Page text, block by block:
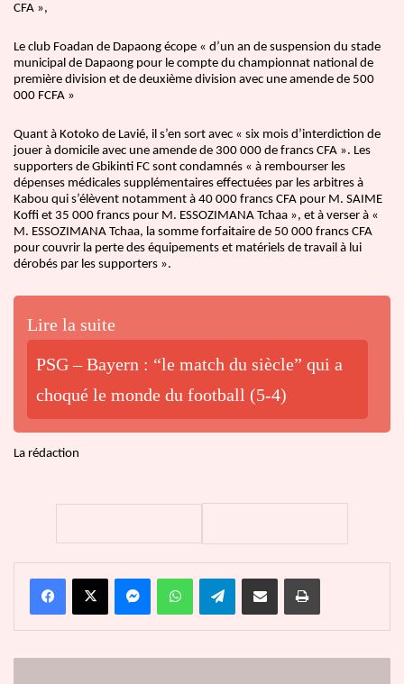
CFA »,
Le club Foadan de Dapaong écope « d’un an de suspension du stade
municipal de Dapaong pour le compte du championnat national de
première division et de deuxième division avec une amende de 500
000 FCFA »
Quant à Kotoko de Lavié, il s’en sort avec « six mois d’interdiction de
jouer à domicile avec une amende de 300 000 de francs CFA ». Les
supporters de Gbikinti FC sont condamnés « à rembourser les
dépenses médicales supplémentaires effectuées par les arbitres à
Kabou qui s’élèvent notamment à 40 000 francs CFA pour M. SAIME
Koffi et 35 000 francs pour M. ESSOZIMANA Tchaa », et à verser à «
M. ESSOZIMANA Tchaa, la somme forfaitaire de 50 000 francs CFA
pour couvrir la perte des équipements et matériels de travail à lui
dérobés par les supporters ».
Lire la suite
PSG – Bayern : “le match du siècle” qui a
choqué le monde du football (5-4)
La rédaction
FacebookX MessengerWhatsAppTelegramPartager par email Imprimer